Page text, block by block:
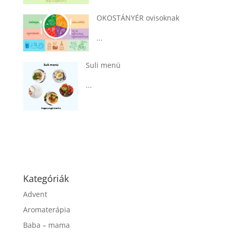
OKOSTÁNYÉR ovisoknak
...
Suli menü
...
Kategóriák
Advent
Aromaterápia
Baba – mama